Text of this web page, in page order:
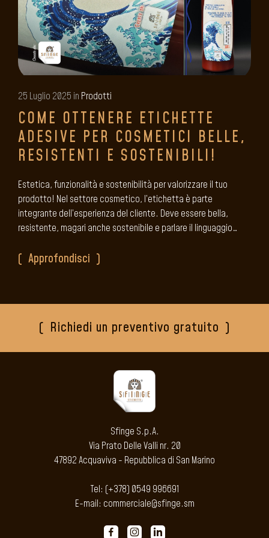
25 Luglio 2025 in Prodotti
COME OTTENERE ETICHETTE
ADESIVE PER COSMETICI BELLE,
RESISTENTI E SOSTENIBILI!
Estetica, funzionalità e sostenibilità per valorizzare il tuo
prodotto! Nel settore cosmetico, l’etichetta è parte
integrante dell’esperienza del cliente. Deve essere bella,
resistente, magari anche sostenibile e parlare il linguaggio…
Approfondisci
Richiedi un preventivo gratuito
Sfinge S.p.A.
Via Prato Delle Valli nr. 20
47892 Acquaviva - Repubblica di San Marino
Tel: (+378) 0549 996691
E-mail: commerciale@sfinge.sm